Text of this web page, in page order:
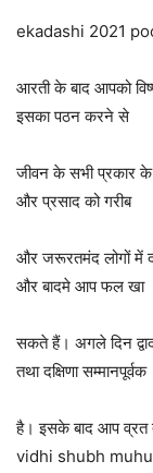
ekadashi 2021
आरती के बाद आपको
इसका पठन करने से
जीवन के सभी प्रकार
और प्रसाद को गरीब
और जरूरतमंद लोगों में
और बादमे आप फल खा
सकते हैं। अगले दिन
तथा दक्षिणा सम्मानपूर्वक
है। इसके बाद आप
vidhi shubh